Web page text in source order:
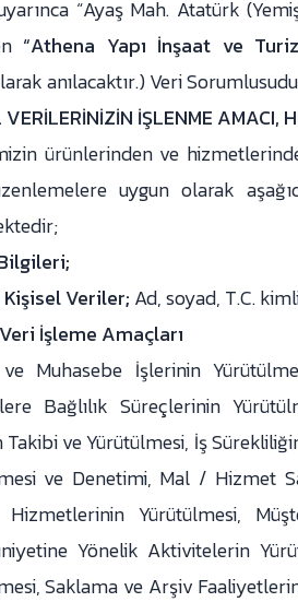
“Ayaş Mah. Atatürk
“Athena Yapı İnşaat ve
anılacaktır.) Veri
VERİLERİNİZİN İŞLENME AMACI,
ürünlerinden ve
uygun olarak
Kişisel Veriler; Ad, soyad, T.C.
İşleme Amaçları
ve Muhasebe İşlerinin
Bağlılık Süreçlerinin
Takibi ve Yürütülmesi, İş
ve Denetimi, Mal / Hizmet
Hizmetlerinin Yürütülmesi,
Yönelik Aktivitelerin
Saklama ve Arşiv